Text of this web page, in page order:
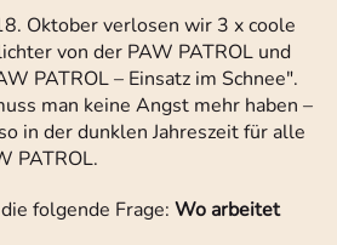
Oktober verlosen wir 3 x coole
von der PAW PATROL und
PATROL – Einsatz im Schnee".
man keine Angst mehr haben –
in der dunklen Jahreszeit für alle
PATROL.
folgende Frage: Wo arbeitet